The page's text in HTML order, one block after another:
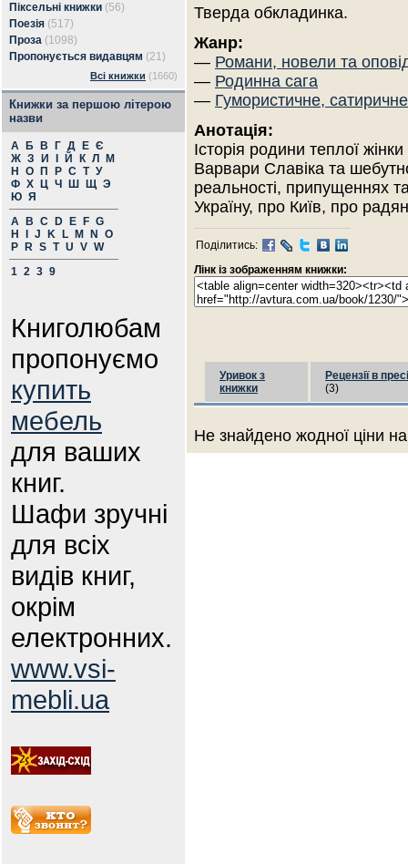
Піксельні книжки (56)
Поезія (517)
Проза (1098)
Пропонується видавцям (21)
Всі книжки (1660)
Книжки за першою літерою
назви
А Б В Г Д Е Є
Ж З И Й К Л
М
Н
О П Р С Т У
Ф Х Ц Ч Ш Щ Э
Ю Я
A
B C D E F G
H
J K L M N
O
P
R S T U V W
1 2 3 9
Книголюбам
пропонуємо
купить
мебель
для ваших
книг.
Шафи зручні
для всіх
видів книг,
окрім
електронних.
www.vsi-
mebli.ua
Тверда обкладинка.
Жанр:
— Романи, новели та
— Родинна сага
— Гумористичне, сатиричне
Анотація:
Історія родини теплої
Варвари Славіка та
реальності, припущеннях
Україну, про Київ, про
Поділитись:
Лінк із зображенням книжки:
Уривок з
книжки
Рецензії в пресі
(3)
Не знайдено жодної ціни